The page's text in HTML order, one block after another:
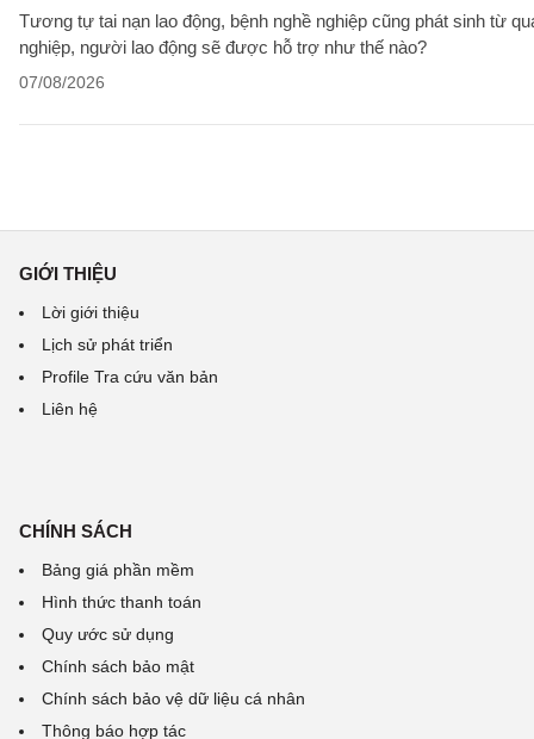
Tương tự tai nạn lao động, bệnh nghề nghiệp cũng phát sinh từ
nghiệp, người lao động sẽ được hỗ trợ như thế nào?
07/08/2026
GIỚI THIỆU
Lời giới thiệu
Lịch sử phát triển
Profile Tra cứu văn bản
Liên hệ
CHÍNH SÁCH
Bảng giá phần mềm
Hình thức thanh toán
Quy ước sử dụng
Chính sách bảo mật
Chính sách bảo vệ dữ liệu cá nhân
Thông báo hợp tác